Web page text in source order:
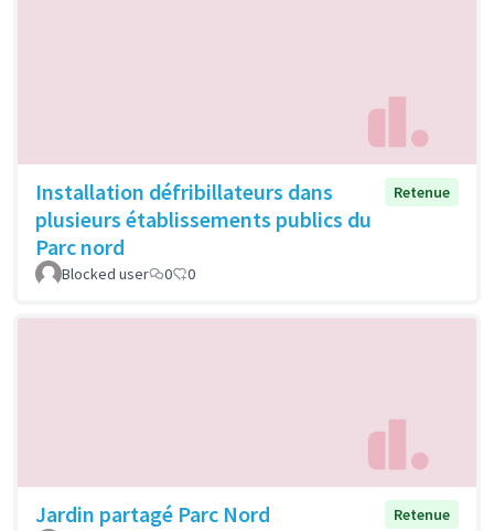
Installation défribillateurs dans
plusieurs établissements publics du
Parc nord
Retenue
Blocked user 0 0
Jardin partagé Parc Nord
Retenue